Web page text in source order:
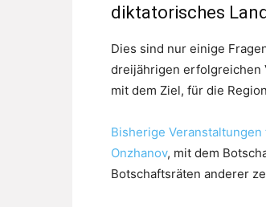
diktatorisches
Dies sind nur einige
dreijährigen erfolgreichen
mit dem Ziel, für die
Bisherige
Onzhanov, mit dem
Botschaftsräten anderer